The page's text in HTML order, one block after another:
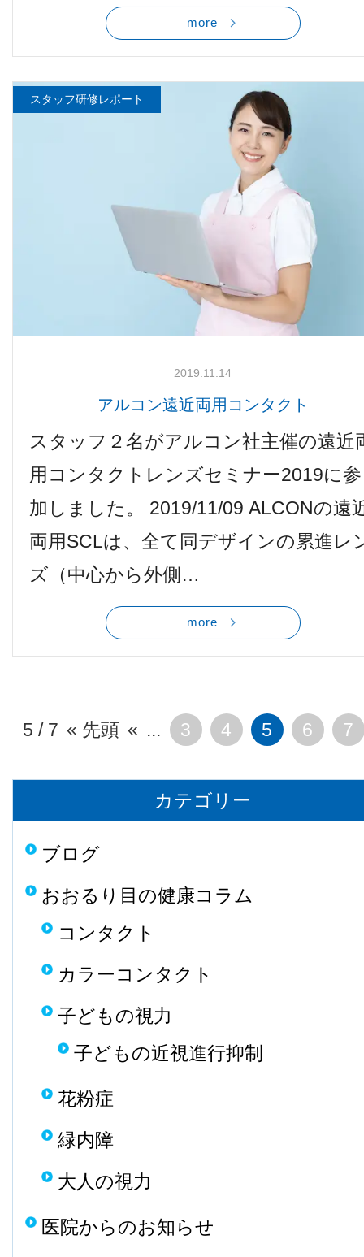
more
スタッフ研修レポート
2019.11.14
アルコン遠近両用コンタクト
スタッフ２名がアルコン社主催の遠近
用コンタクトレンズセミナー2019に参
加しました。 2019/11/09 ALCONの遠
両用SCLは、全て同デザインの累進レ
ズ（中心から外側…
more
5 / 7 « 先頭 « ... 3 4 5 6 7
カテゴリー
ブログ
おおるり目の健康コラム
コンタクト
カラーコンタクト
子どもの視力
子どもの近視進行抑制
花粉症
緑内障
大人の視力
医院からのお知らせ